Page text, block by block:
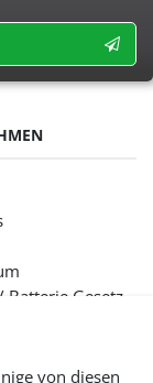
von diesen
Batterie Gesetz